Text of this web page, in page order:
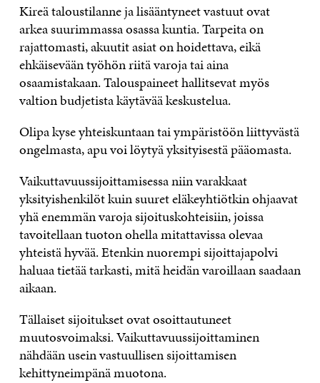
Kireä taloustilanne ja lisääntyneet vastuut ovat
arkea suurimmassa osassa kuntia. Tarpeita on
rajattomasti, akuutit asiat on hoidettava, eikä
ehkäisevään työhön riitä varoja tai aina
osaamistakaan. Talouspaineet hallitsevat myös
valtion budjetista käytävää keskustelua.
Olipa kyse yhteiskuntaan tai ympäristöön liittyvästä
ongelmasta, apu voi löytyä yksityisestä pääomasta.
Vaikuttavuussijoittamisessa niin varakkaat
yksityishenkilöt kuin suuret eläkeyhtiötkin ohjaavat
yhä enemmän varoja sijoituskohteisiin, joissa
tavoitellaan tuoton ohella mitattavissa olevaa
yhteistä hyvää. Etenkin nuorempi sijoittajapolvi
haluaa tietää tarkasti, mitä heidän varoillaan saadaan
aikaan.
Tällaiset sijoitukset ovat osoittautuneet
muutosvoimaksi. Vaikuttavuussijoittaminen
nähdään usein vastuullisen sijoittamisen
kehittyneimpänä muotona.